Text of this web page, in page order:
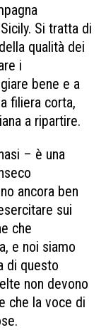
Si tratta di
qualità dei
i
bene e a
filiera corta,
a ripartire.
– è una
ancora ben
sui
che
e noi siamo
di questo
non devono
che la voce di